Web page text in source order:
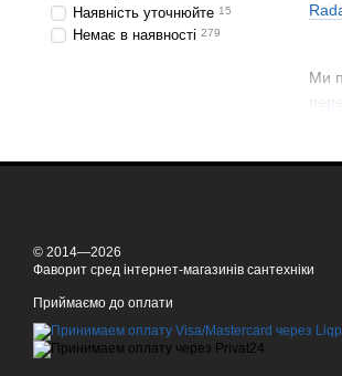
Ми
Наявність уточнюйте 15
Немає в наявності 279
© 2014—2026
Фаворит сред інтернет-магазинів сантехніки
Приймаємо до оплати